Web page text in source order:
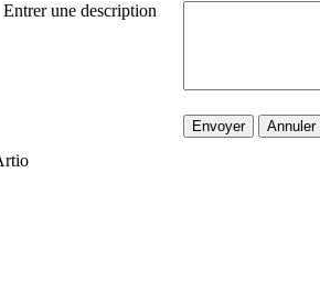
Entrer une description
Envoyer Annuler